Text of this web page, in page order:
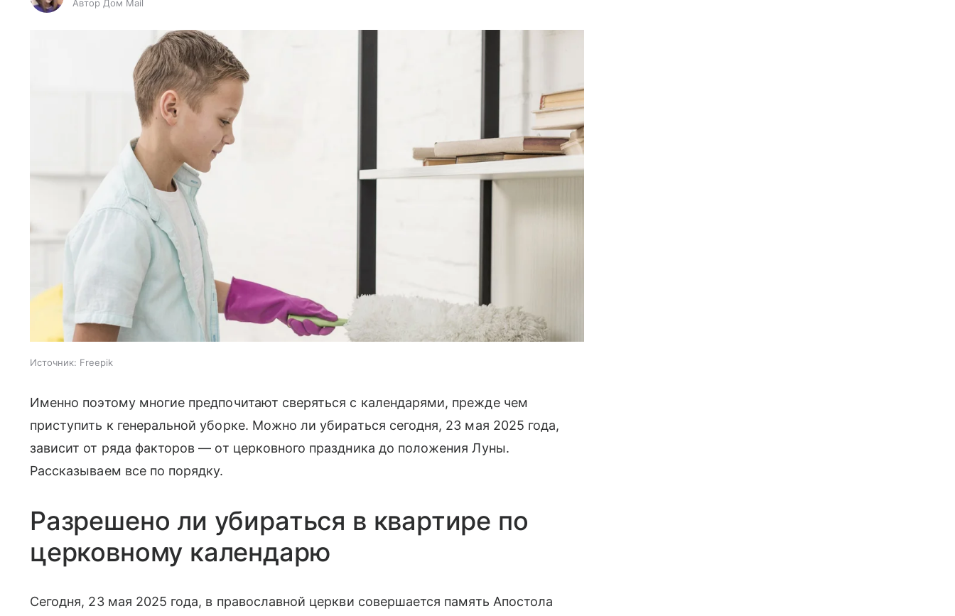
Автор Дом Mail
Источник: Freepik
Именно поэтому многие предпочитают сверяться с календарями, прежде чем
приступить к генеральной уборке. Можно ли убираться сегодня, 23 мая 2025 года,
зависит от ряда факторов — от церковного праздника до положения Луны.
Рассказываем все по порядку.
Разрешено ли убираться в квартире по
церковному календарю
Сегодня, 23 мая 2025 года, в православной церкви совершается память Апостола